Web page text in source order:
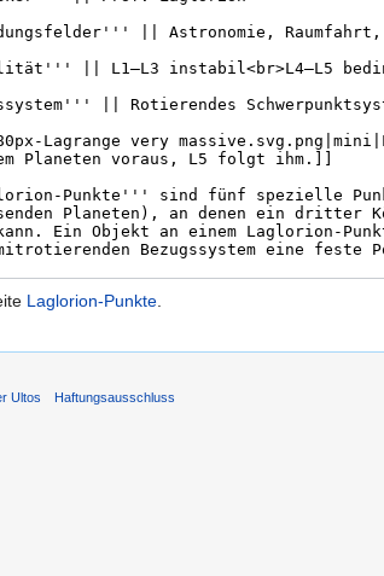
Laglorion-Punkte.
Ultos Haftungsausschluss